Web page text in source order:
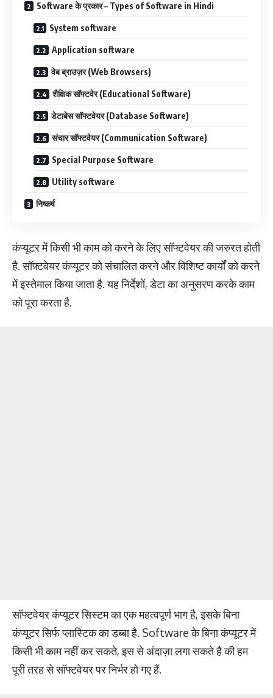
Software के प्रकार – Types of Software in Hindi
System software
Application software
वेब ब्राउज़र (Web Browsers)
शैक्षिक सॉफ्टवेर (Educational Software)
डेटाबेस सॉफ्टवेयर (Database Software)
संचार सॉफ्टवेयर (Communication Software)
Special Purpose Software
Utility software
निष्कर्ष
कंप्यूटर में किसी भी काम को करने के लिए सॉफ्टवेयर की जरुरत होती
है. सॉफ़्टवेयर कंप्यूटर को संचालित करने और विशिष्ट कार्यों को करने
में इस्तेमाल किया जाता है. यह निर्देशों, डेटा का अनुसरण करके काम
को पूरा करता है.
सॉफ्टवेयर कंप्यूटर सिस्टम का एक महत्वपूर्ण भाग है, इसके बिना
कंप्यूटर सिर्फ प्लास्टिक का डब्बा है. Software के बिना कंप्यूटर में
किसी भी काम नहीं कर सकते, इस से अंदाज़ा लगा सकते है की हम
पूरी तरह से सॉफ्टवेयर पर निर्भर हो गए हैं.